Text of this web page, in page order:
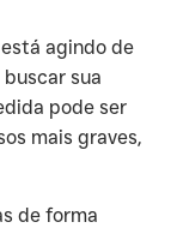
agindo de
sua
pode ser
mais graves,
de forma